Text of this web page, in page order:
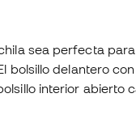
sea perfecta
bolsillo delantero
interior abierto